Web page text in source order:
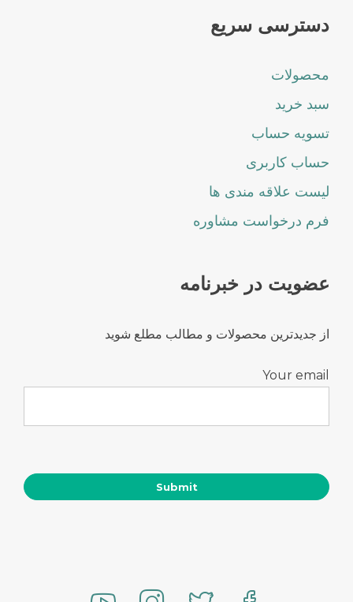
دسترسی سریع
محصولات
سبد خرید
تسویه حساب
حساب کاربری
لیست علاقه مندی ها
فرم درخواست مشاوره
عضویت در خبرنامه
از جدیدترین محصولات و مطالب مطلع شوید
Your email